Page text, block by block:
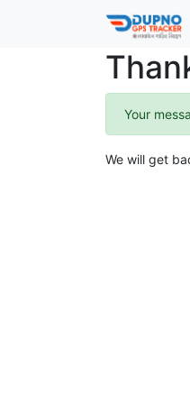
Your
We will get